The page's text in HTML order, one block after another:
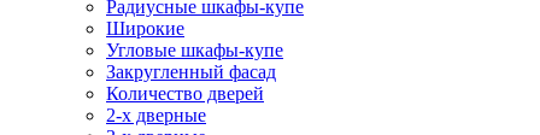
Радиусные шкафы-купе
Широкие
Угловые шкафы-купе
Закругленный фасад
Количество дверей
2-х дверные